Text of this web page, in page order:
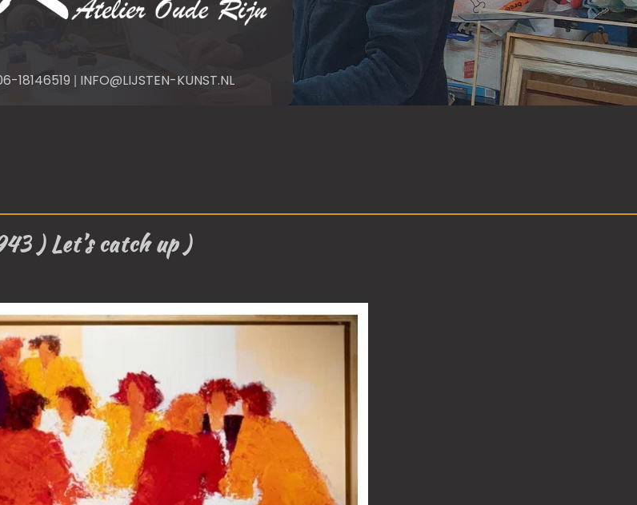
18146519 | INFO@LIJSTEN-KUNST.NL
) Let’s catch up )